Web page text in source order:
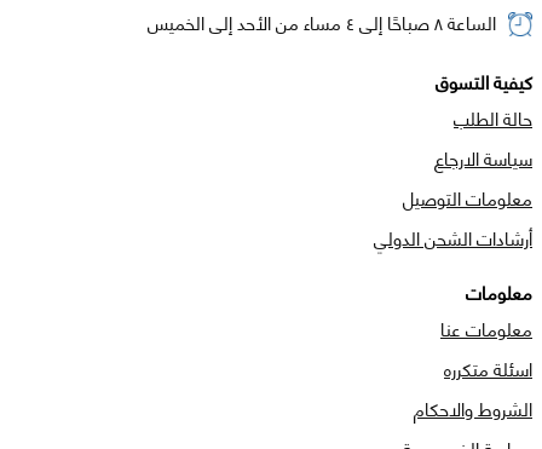
الساعة ٨ صباحًا إلى ٤ مساء من الأحد إلى الخميس
كيفية التسوق
حالة الطلب
سياسة الارجاع
معلومات التوصيل
أرشادات الشحن الدولي
معلومات
معلومات عنا
اسئلة متكرره
الشروط والاحكام